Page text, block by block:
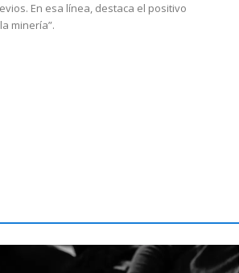
En esa línea, destaca el positivo
minería”.